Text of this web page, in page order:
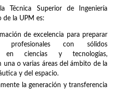
Técnica Superior de Ingeniería
de la UPM es:
de excelencia para preparar
profesionales con sólidos
en ciencias y tecnologías,
una o varias áreas del ámbito de la
y del espacio.
la generación y transferencia